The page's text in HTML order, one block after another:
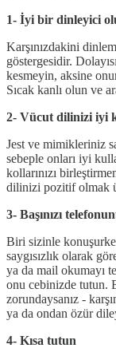
1- İyi bir dinleyici
Karşınızdakini
göstergesidir.
kesmeyin, aksine
Sıcak kanlı olun ve
2- Vücut dilinizi iyi
Jest ve mimikleriniz
sebeple onları iyi
kollarınızı
dilinizi pozitif olmak
3- Başınızı
Biri sizinle
saygısızlık olarak
ya da mail okumayı
onu cebinizde tutun.
zorundaysanız -
ya da ondan özür
4- Kısa tutun